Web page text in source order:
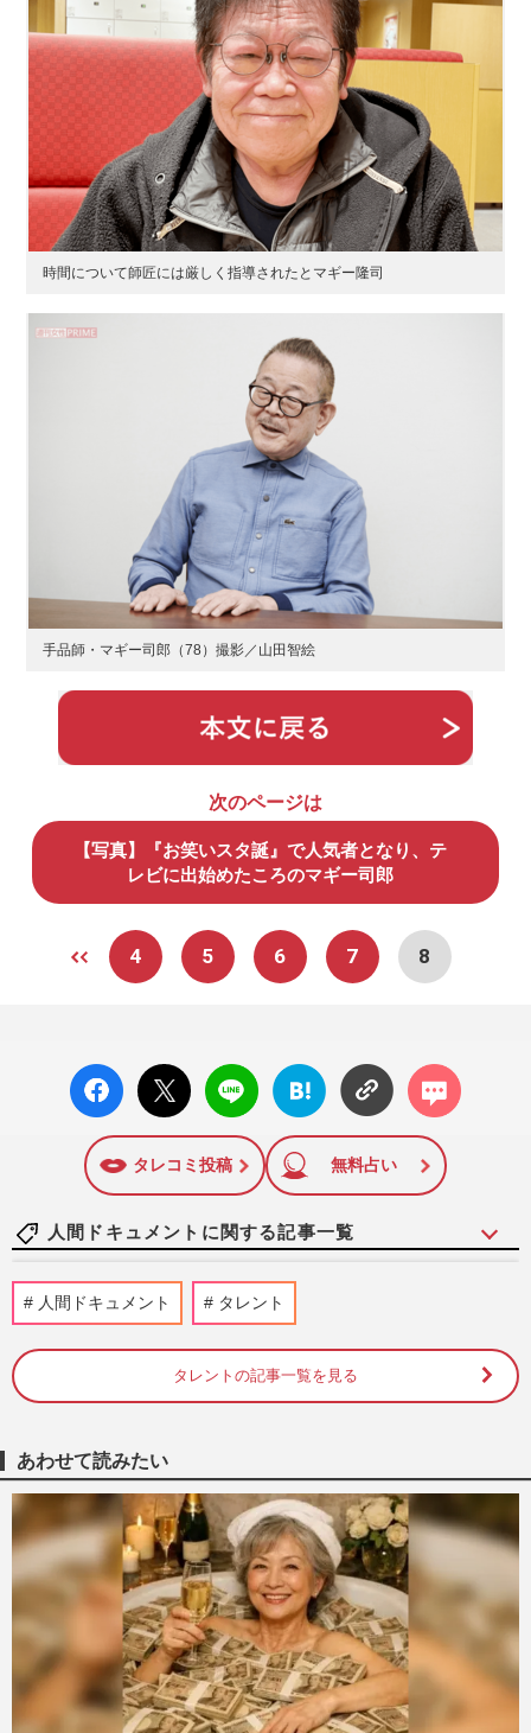
時間について師匠には厳しく指導されたとマギー隆司
⼿品師・マギー司郎（78）撮影／山田智絵
次のページは
【写真】『お笑いスタ誕』で人気者となり、テ
レビに出始めたころのマギー司郎
4 5 6 7 8
facebo
ok い
X ポス
ト
LINE
はてな
ブック
に追加
コメン
ト
タレコミ投稿 無料占い
人間ドキュメントに関する記事一覧
《9歳から実父による性虐待》弟は29歳で
自死、母は笑って見るだけ…叔母で女優・
週刊女性2026年8月11日号 2026/8/1
で作家デビューの赤松利市、67年の衝撃人
生「私は“下級国民”。死…
週刊女性2023年11月7日号
【訃報】作家・赤松利市さん70歳で逝去、
ホームレスを経て62歳でデビュー「私
は“下級国民”。死ぬまで差別…
週刊女性PRIME 2026/7/24
お片づけ習慣化コンサルタント・西崎彩智
人間ドキュメント タレント
タレントの記事一覧を見る
あわせて読みたい